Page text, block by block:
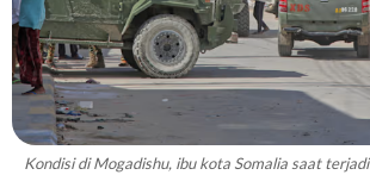
Kondisi di Mogadishu, ibu kota Somalia saat